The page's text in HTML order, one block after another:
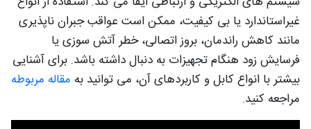
غیراستاندارد یا بی‌ کیفیت، ممکن است عواقب جبران‌ ناپذیری
مانند کاهش راندمان، بروز اتصالی، خطر آتش‌ سوزی یا
فرسایش زود هنگام تجهیزات به‌ دنبال داشته باشد. برای آشنایی
بیشتر با انواع کابل و کاربردهای آن، می توانید به مقاله مربوطه
مراجعه کنید.